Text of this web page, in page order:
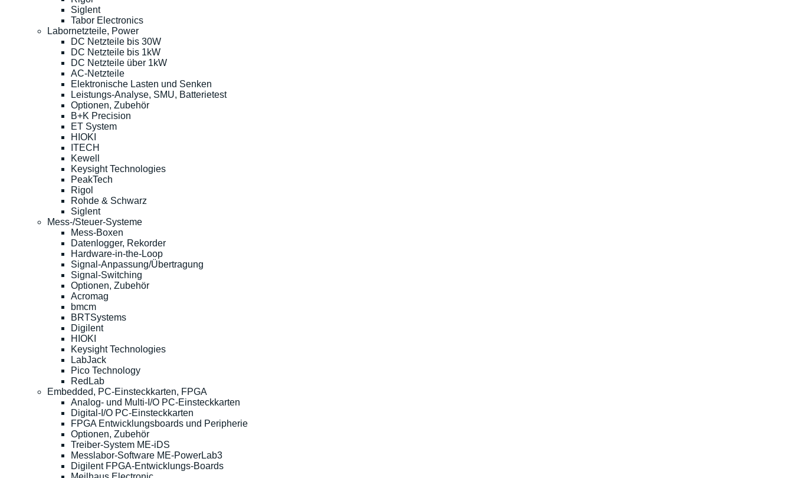
Siglent
Tabor Electronics
Labornetzteile, Power
DC Netzteile bis 30W
DC Netzteile bis 1kW
DC Netzteile über 1kW
AC-Netzteile
Elektronische Lasten und Senken
Leistungs-Analyse, SMU, Batterietest
Optionen, Zubehör
B+K Precision
ET System
HIOKI
ITECH
Kewell
Keysight Technologies
PeakTech
Rigol
Rohde & Schwarz
Siglent
Mess-/Steuer-Systeme
Mess-Boxen
Datenlogger, Rekorder
Hardware-in-the-Loop
Signal-Anpassung/Übertragung
Signal-Switching
Optionen, Zubehör
Acromag
bmcm
BRTSystems
Digilent
HIOKI
Keysight Technologies
LabJack
Pico Technology
RedLab
Embedded, PC-Einsteckkarten, FPGA
Analog- und Multi-I/O PC-Einsteckkarten
Digital-I/O PC-Einsteckkarten
FPGA Entwicklungsboards und Peripherie
Optionen, Zubehör
Treiber-System ME-iDS
Messlabor-Software ME-PowerLab3
Digilent FPGA-Entwicklungs-Boards